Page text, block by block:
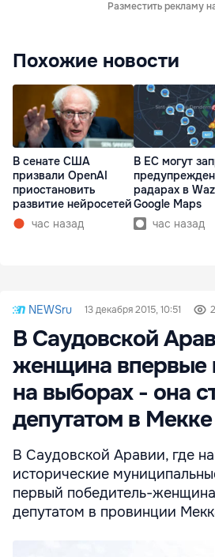
Разместить рекламу
Похожие новости
В сенате США
призвали OpenAI
приостановить
развитие нейросетей
час назад
В ЕС могут
радарах в
Google Maps
час назад
NEWSru 13 декабря 2015, 10:51
В Саудовской
женщина впервые
на выборах - она
депутатом в Мекке
В Саудовской Аравии, где
исторические
первый победитель-
депутатом в провинции